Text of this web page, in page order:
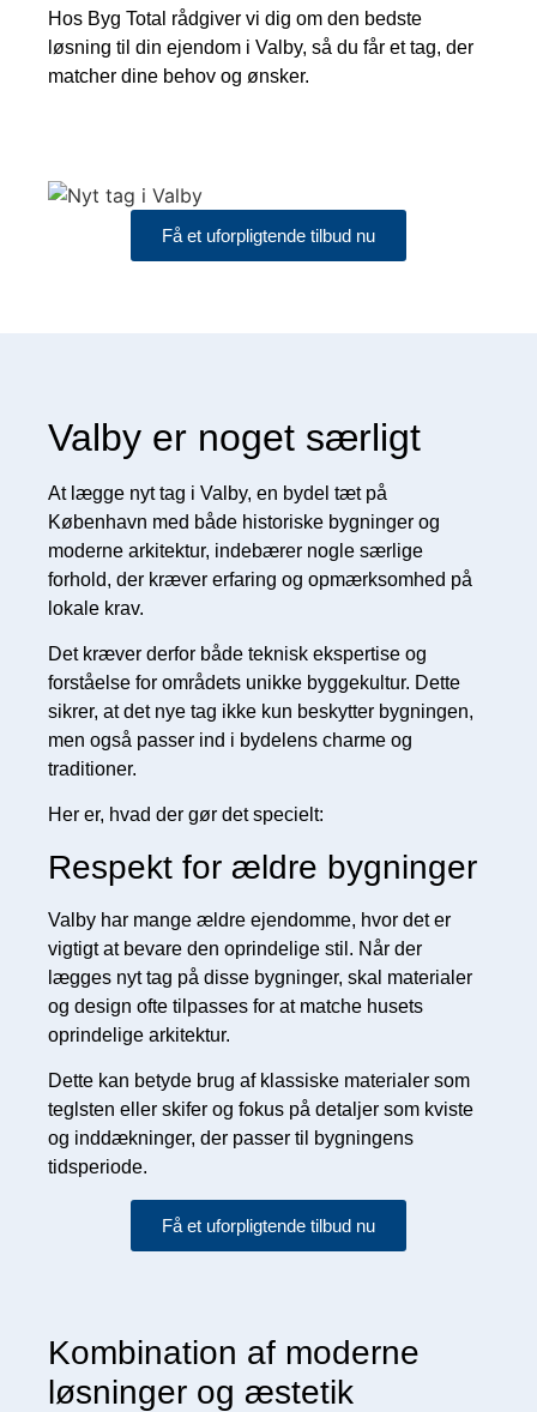
Hos Byg Total rådgiver vi dig om den bedste
løsning til din ejendom i Valby, så du får et tag, der
matcher dine behov og ønsker.
Få et uforpligtende tilbud nu
Valby er noget særligt
At lægge nyt tag i Valby, en bydel tæt på
København med både historiske bygninger og
moderne arkitektur, indebærer nogle særlige
forhold, der kræver erfaring og opmærksomhed på
lokale krav.
Det kræver derfor både teknisk ekspertise og
forståelse for områdets unikke byggekultur. Dette
sikrer, at det nye tag ikke kun beskytter bygningen,
men også passer ind i bydelens charme og
traditioner.
Her er, hvad der gør det specielt:
Respekt for ældre bygninger
Valby har mange ældre ejendomme, hvor det er
vigtigt at bevare den oprindelige stil. Når der
lægges nyt tag på disse bygninger, skal materialer
og design ofte tilpasses for at matche husets
oprindelige arkitektur.
Dette kan betyde brug af klassiske materialer som
teglsten eller skifer og fokus på detaljer som kviste
og inddækninger, der passer til bygningens
tidsperiode.
Få et uforpligtende tilbud nu
Kombination af moderne
løsninger og æstetik